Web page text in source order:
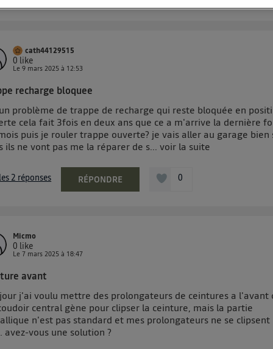
cath44129515
0 like
Le9 mars 2025 à 12:53
recharge bloquee
problème de trappe de recharge qui reste bloquée en
cela fait 3fois en deux ans que ce a m'arrive la dernière
puis je rouler trappe ouverte? je vais aller au garage bien
ils ne vont pas me la réparer de s...voir la suite
2 réponses RÉPONDRE 0
Micmo
0 like
Le7 mars 2025 à 18:47
avant
j'ai voulu mettre des prolongateurs de ceintures a l'avant
central gène pour clipser la ceinture, mais la partie
n'est pas standard et mes prolongateurs ne se clipsent
avez-vous une solution ?
référence de votre contrat internet (ex : votre numéro de
foyer(ex : Wi-Fi), la personnalisation sera basée sur la navigation des
connexion mobile , la personnalisation sera basée uniquement sur la navigation de
pouvez à tout moment retirer ce consentement sur
") ou via la page « gérer Utiq » en bas de ce site.
veuillez consulterla Politique d'information sur les
personnelles d'Utiq